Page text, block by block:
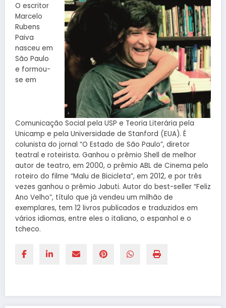
O escritor
Marcelo
Rubens
Paiva
nasceu em
São Paulo
e formou-
se em
Comunicação Social pela USP e Teoria Literária pela
Unicamp e pela Universidade de Stanford (EUA). É
colunista do jornal “O Estado de São Paulo”, diretor
teatral e roteirista. Ganhou o prêmio Shell de melhor
autor de teatro, em 2000, o prêmio ABL de Cinema pelo
roteiro do filme “Malu de Bicicleta”, em 2012, e por três
vezes ganhou o prêmio Jabuti. Autor do best-seller “Feliz
Ano Velho”, título que já vendeu um milhão de
exemplares, tem 12 livros publicados e traduzidos em
vários idiomas, entre eles o italiano, o espanhol e o
tcheco.